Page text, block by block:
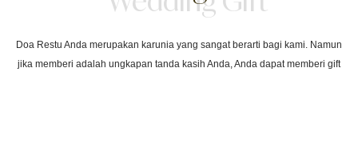
Doa Restu Anda merupakan karunia yang sangat berarti bagi kami. Namun
jika memberi adalah ungkapan tanda kasih Anda, Anda dapat memberi gift